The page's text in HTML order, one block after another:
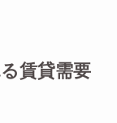
賃貸需要